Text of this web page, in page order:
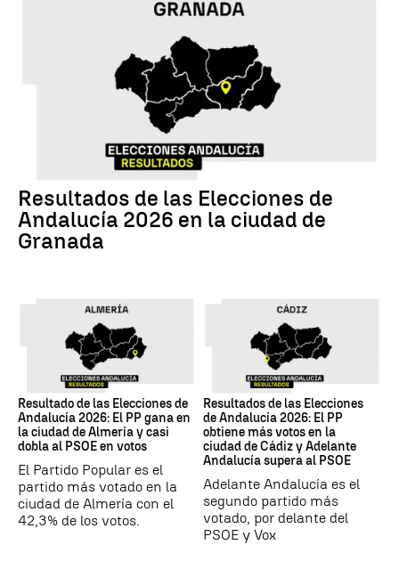
Resultados de las Elecciones de
Andalucía 2026 en la ciudad de
Granada
Resultado de las Elecciones de
Andalucía 2026: El PP gana en
la ciudad de Almería y casi
dobla al PSOE en votos
El Partido Popular es el
partido más votado en la
ciudad de Almería con el
42,3% de los votos.
Resultados de las Elecciones
de Andalucía 2026: El PP
obtiene más votos en la
ciudad de Cádiz y Adelante
Andalucía supera al PSOE
Adelante Andalucía es el
segundo partido más
votado, por delante del
PSOE y Vox